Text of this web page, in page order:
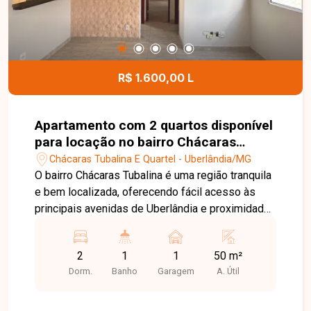
R$ 1.600,00 L
Apartamento com 2 quartos disponível
para locação no bairro Chácaras
Tubalina em Uberlândia-MG
Chácaras Tubalina E Quartel - Uberlândia/MG
O bairro Chácaras Tubalina é uma região tranquila
e bem localizada, oferecendo fácil acesso às
principais avenidas de Uberlândia e proximidade
comércios e diversos serviços. Uma excelente
opção para quem busca praticidade, conforto e
qualidade de vida. Sala ampla, 2 quartos, sendo 1
2
Dorm.
1
Banho
1
Garagem
50 m²
A. Útil